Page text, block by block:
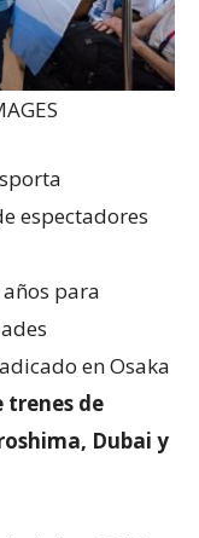
espectadores
para
en Osaka
trenes de
Dubai y